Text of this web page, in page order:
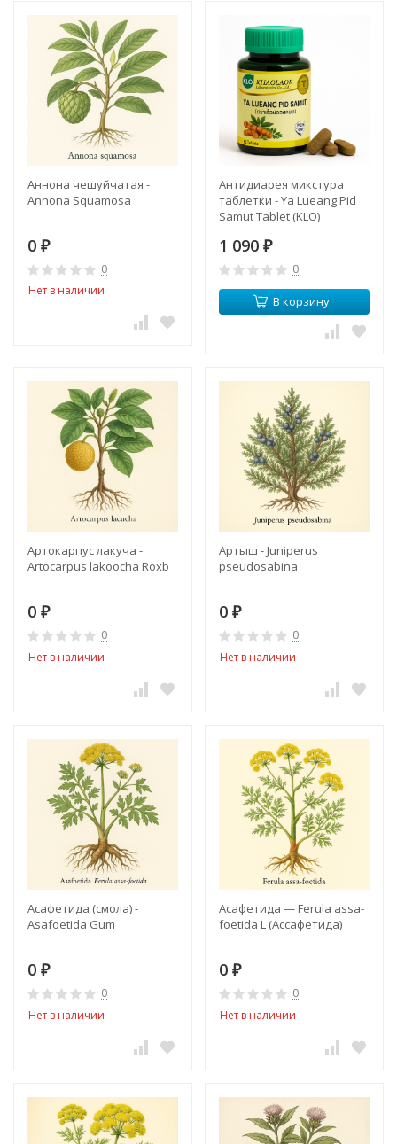
Аннона чешуйчатая -
Annona Squamosa
0 ₽
0
Нет в наличии
Антидиарея микстура
таблетки - Ya Lueang Pid
Samut Tablet (KLO)
1 090 ₽
0
В корзину
Артокарпус лакуча -
Artocarpus lakoocha Roxb
0 ₽
0
Нет в наличии
Артыш - Juniperus
pseudosabina
0 ₽
0
Нет в наличии
Асафетида (смола) -
Asafoetida Gum
0 ₽
0
Нет в наличии
Асафетида — Ferula assa-
foetida L (Ассафетида)
0 ₽
0
Нет в наличии